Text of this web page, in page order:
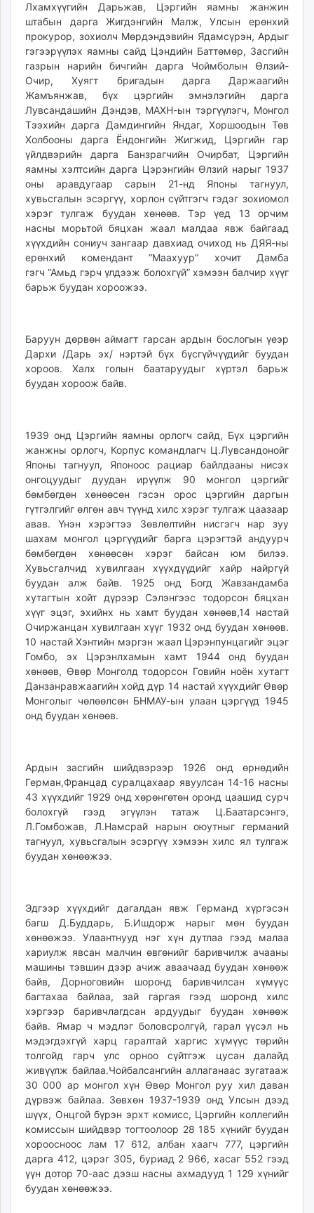
Лхамхүүгийн Дарьжав, Цэргийн яамны жанжин
штабын дарга Жигдэнгийн Малж, Улсын ерөнхий
прокурор, зохиолч Мөрдэндэвийн Ядамсүрэн, Ардыг
гэгээрүүлэх яамны сайд Цэндийн Баттөмөр, Засгийн
газрын нарийн бичгийн дарга Чоймболын Өлзий-
Очир, Хуягт бригадын дарга Даржаагийн
Жамъянжав, бүх цэргийн эмнэлэгийн дарга
Лувсандашийн Дэндэв, МАХН-ын тэргүүлэгч, Монгол
Тээхийн дарга Дамдингийн Яндаг, Хоршоодын Төв
Холбооны дарга Ёндонгийн Жигжид, Цэргийн гар
үйлдвэрийн дарга Банзрагчийн Очирбат, Цэргийн
яамны хэлтсийн дарга Цэрэнгийн Өлзий нарыг 1937
оны аравдугаар сарын 21-нд Японы тагнуул,
хувьсгалын эсэргүү, хорлон сүйтгэгч гэдэг зохиомол
хэрэг тулгаж буудан хөнөөв. Тэр үед 13 орчим
насны морьтой бяцхан жаал малдаа явж байгаад
хүүхдийн сониуч зангаар давхиад очиход нь ДЯЯ-ны
ерөнхий комендант “Маахуур” хочит Дамба
гэгч “Амьд гэрч үлдээж болохгүй” хэмээн балчир хүүг
барьж буудан хороожээ.
Баруун дөрвөн аймагт гарсан ардын бослогын үеэр
Дархи /Дарь эх/ нэртэй бүх бүсгүйчүүдийг буудан
хороов. Халх голын баатаруудыг хүртэл барьж
буудан хороож байв.
1939 онд Цэргийн яамны орлогч сайд, Бүх цэргийн
жанжны орлогч, Корпус командлагч Ц.Лувсандонойг
Японы тагнуул, Японоос рациар байлдааны нисэх
онгоцуудыг дуудан ирүүлж 90 монгол цэргийг
бөмбөгдөн хөнөөсөн гэсэн орос цэргийн даргын
гүтгэлгийг өлгөн авч түүнд хилс хэрэг тулгаж цаазаар
авав. Үнэн хэрэгтээ Зөвлөлтийн нисгэгч нар зуу
шахам монгол цэргүүдийг барга цэрэгтэй андуурч
бөмбөгдөн хөнөөсөн хэрэг байсан юм билээ.
Хувьсгалчид хувилгаан хүүхдүүдийг хайр найргүй
буудан алж байв. 1925 онд Богд Жавзандамба
хутагтын хойт дүрээр Сэлэнгээс тодорсон бяцхан
хүүг эцэг, эхийнх нь хамт буудан хөнөөв,14 настай
Очиржанцан хувилгаан хүүг 1932 онд буудан хөнөөв.
10 настай Хэнтийн мэргэн жаал Цэрэнпунцагийг эцэг
Гомбо, эх Цэрэнлхамын хамт 1944 онд буудан
хөнөөв, Өвөр Монголд тодорсон Говийн ноён хутагт
Данзанравжаагийн хойд дүр 14 настай хүүхдийг Өвөр
Монголыг чөлөөлсөн БНМАУ-ын улаан цэргүүд 1945
онд буудан хөнөөв.
Ардын засгийн шийдвэрээр 1926 онд өрнөдийн
Герман,Францад суралцахаар явуулсан 14-16 насны
43 хүүхдийг 1929 онд хөрөнгөтөн оронд цаашид сурч
болохгүй гээд эгүүлэн татаж Ц.Баатарсэнгэ,
Л.Гомбожав, Л.Намсрай нарын оюутныг германий
тагнуул, хувьсгалын эсэргүү хэмээн хилс ял тулгаж
буудан хөнөөжээ.
Эдгээр хүүхдийг дагалдан явж Германд хүргэсэн
багш Д.Буддарь, Б.Ишдорж нарыг мөн буудан
хөнөөжээ. Улаантнууд нэг хүн дутлаа гээд малаа
хариулж явсан малчин өвгөнийг баривчилж ачааны
машины тэвшин дээр ачиж аваачаад буудан хөнөөж
байв, Дорноговийн шоронд баривчилсан хүмүүс
багтахаа байлаа, зай гаргая гээд шоронд хилс
хэргээр баривчлагдсан ардуудыг буудан хөнөөж
байв. Ямар ч мэдлэг боловсролгүй, гарал үүсэл нь
мэдэгдэхгүй харц гаралтай харгис хүмүүс төрийн
толгойд гарч улс орноо сүйтгэж цусан далайд
живүүлж байлаа.Чойбалсангийн аллаганаас зугатааж
30 000 ар монгол хүн Өвөр Монгол руу хил даван
дүрвэж байлаа. Зөвхөн 1937-1939 онд Улсын дээд
шүүх, Онцгой бүрэн эрхт комисс, Цэргийн коллегийн
комиссын шийдвэр тогтоолоор 28 185 хүнийг буудан
хороосноос лам 17 612, албан хаагч 777, цэргийн
дарга 412, цэрэг 305, буриад 2 966, хасаг 552 гээд
үүн дотор 70-аас дээш насны ахмадууд 1 129 хүнийг
буудан хөнөөжээ.